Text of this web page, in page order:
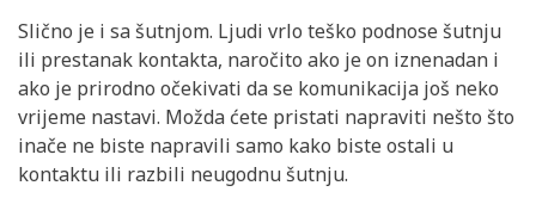
Slično je i sa šutnjom. Ljudi vrlo teško podnose šutnju
ili prestanak kontakta, naročito ako je on iznenadan i
ako je prirodno očekivati da se komunikacija još neko
vrijeme nastavi. Možda ćete pristati napraviti nešto što
inače ne biste napravili samo kako biste ostali u
kontaktu ili razbili neugodnu šutnju.